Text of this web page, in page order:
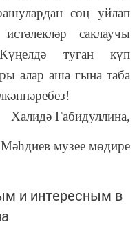
соң уйлап
саклаучы
туган күп
алар аша гына таба
Халидә Габидуллина,
музее мөдире
и интересным в